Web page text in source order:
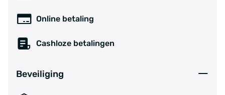
Online betaling
Cashloze betalingen
Beveiliging